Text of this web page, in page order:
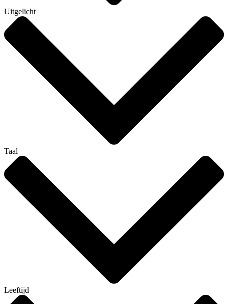
Uitgelicht
Taal
Leeftijd